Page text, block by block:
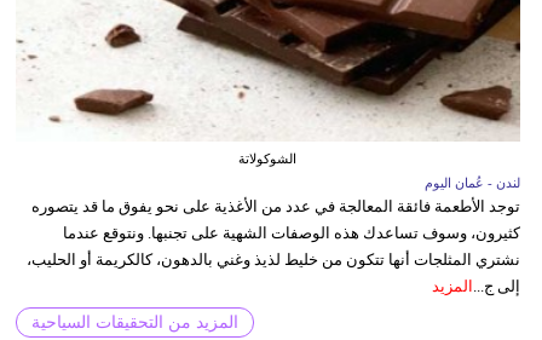
الشوكولاتة
لندن - عُمان اليوم
توجد الأطعمة فائقة المعالجة في عدد من الأغذية على نحو يفوق ما قد يتصوره
كثيرون، وسوف تساعدك هذه الوصفات الشهية على تجنبها. ونتوقع عندما
نشتري المثلجات أنها تتكون من خليط لذيذ وغني بالدهون، كالكريمة أو الحليب،
إلى ج...
المزيد
المزيد من التحقيقات السياحية